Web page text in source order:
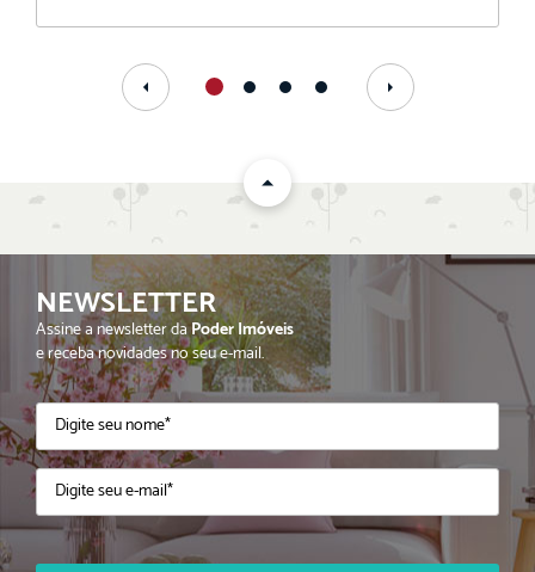
NEWSLETTER
Assine a newsletter daPoder Imóveis
e receba novidades no seu e-mail.